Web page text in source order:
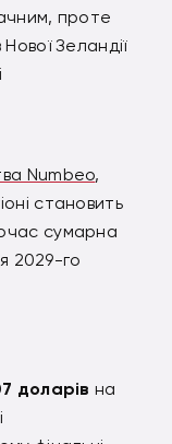
проте
Зеландії
Numbeo,
становить
сумарна
2029-го
доларівна